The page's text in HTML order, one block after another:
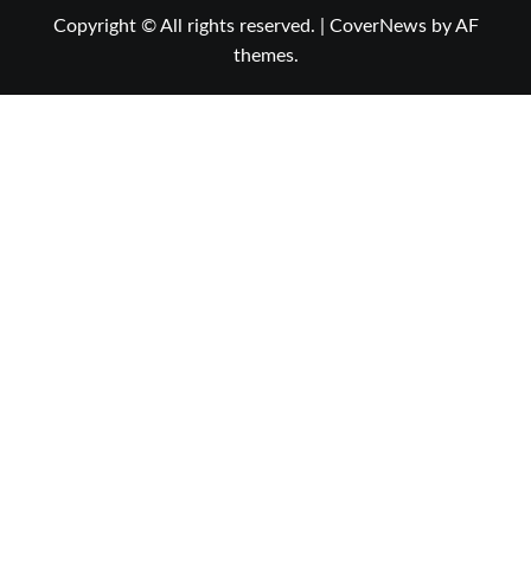
Copyright © All rights reserved. CoverNewsby AF
themes.